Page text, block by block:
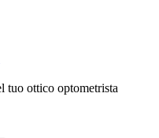
tuo ottico optometrista